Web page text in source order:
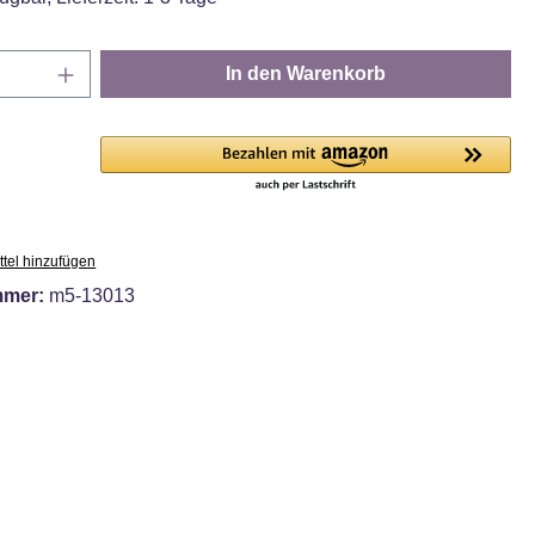
Anzahl: Gib den gewünschten Wert ein
In den Warenkorb
hinzufügen
m5-13013